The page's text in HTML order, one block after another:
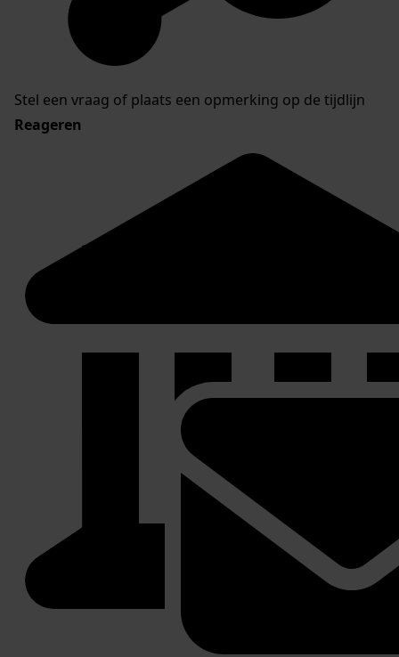
Stel een vraag of plaats een opmerking op de tijdlijn
Reageren